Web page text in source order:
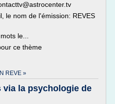
le nom de l'émission: REVES
le...
ce thème
REVE »
via la psychologie de